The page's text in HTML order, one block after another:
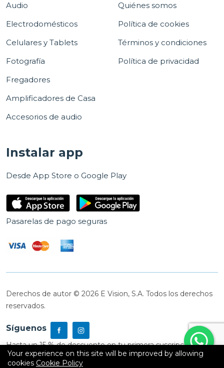
Audio
Electrodomésticos
Celulares y Tablets
Fotografía
Fregadores
Amplificadores de Casa
Accesorios de audio
Quiénes somos
Política de cookies
Términos y condiciones
Política de privacidad
Instalar app
Desde App Store o Google Play
Pasarelas de pago seguras
Derechos de autor © 2026 E Vision, S.A. Todos los derechos
reservados.
Síguenos
Hasta un 15 % de descuento en tu primera suscripción
Your experience on this site will be improved by allowing
cookies Cookie Policy